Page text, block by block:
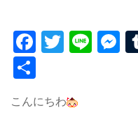
Facebook
TwitterLine
こんにちわ